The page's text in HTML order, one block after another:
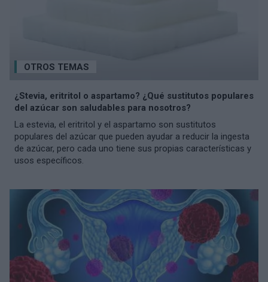
OTROS TEMAS
¿Stevia, eritritol o aspartamo? ¿Qué sustitutos populares
del azúcar son saludables para nosotros?
La estevia, el eritritol y el aspartamo son sustitutos
populares del azúcar que pueden ayudar a reducir la ingesta
de azúcar, pero cada uno tiene sus propias características y
usos específicos.